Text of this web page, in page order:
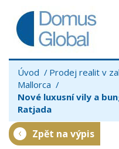
Úvod Prodej realit v
Mallorca
Nové luxusní vily a
Ratjada
Zpět na výpis